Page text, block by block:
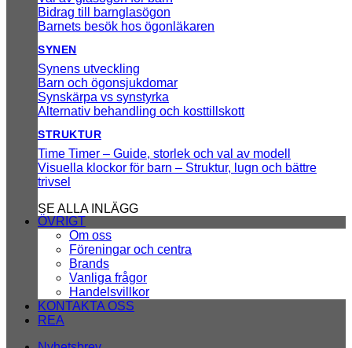
Bidrag till barnglasögon
Barnets besök hos ögonläkaren
SYNEN
Synens utveckling
Barn och ögonsjukdomar
Synskärpa vs synstyrka
Alternativ behandling och kosttillskott
STRUKTUR
Time Timer – Guide, storlek och val av modell
Visuella klockor för barn – Struktur, lugn och bättre
trivsel
SE ALLA INLÄGG
ÖVRIGT
Om oss
Föreningar och centra
Brands
Vanliga frågor
Handelsvillkor
KONTAKTA OSS
REA